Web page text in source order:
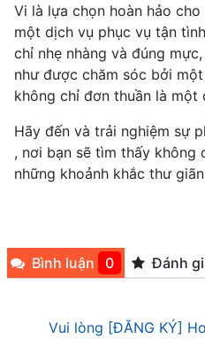
Vi là lựa chọn hoàn hảo
một dịch vụ phục vụ tận
chỉ nhẹ nhàng và đúng
như được chăm sóc bởi
không chỉ đơn thuần là một
Hãy đến và trải nghiệm sự
, nơi bạn sẽ tìm thấy không
những khoảnh khắc thư
Bình luận 0 Đánh
Vui lòng [ĐĂNG KÝ]